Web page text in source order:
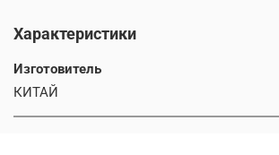
Характеристики
Изготовитель
КИТАЙ